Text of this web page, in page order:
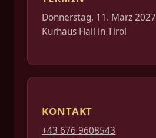
Donnerstag, 11. März 2027
Kurhaus Hall in Tirol
KONTAKT
+43 676 9608543